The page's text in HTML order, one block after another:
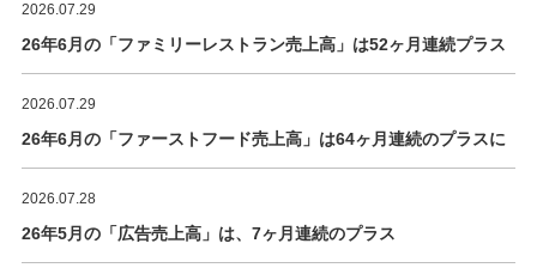
2026.07.29
26年6月の「ファミリーレストラン売上高」は52ヶ月連続プラス
2026.07.29
26年6月の「ファーストフード売上高」は64ヶ月連続のプラスに
2026.07.28
26年5月の「広告売上高」は、7ヶ月連続のプラス